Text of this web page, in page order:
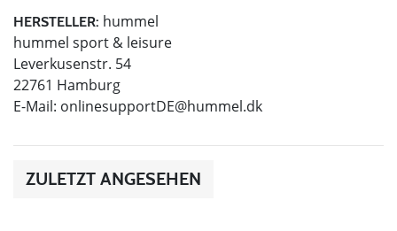
HERSTELLER: hummel
hummel sport & leisure
Leverkusenstr. 54
22761 Hamburg
E-Mail: onlinesupportDE@hummel.dk
ZULETZT ANGESEHEN